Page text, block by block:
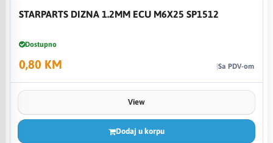
STARPARTS DIZNA 1.2MM ECU M6X25 SP1512
Dostupno
0,80 KM Sa PDV-om
View
Dodaj u korpu